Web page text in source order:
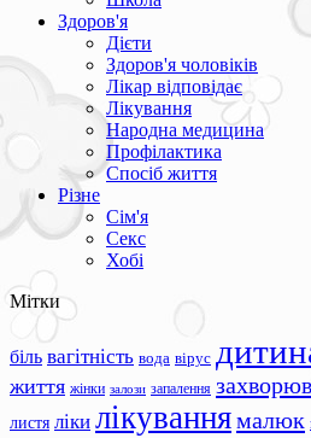
Здоров'я
Дієти
Здоров'я чоловіків
Лікар відповідає
Лікування
Народна медицина
Профілактика
Спосіб життя
Різне
Сім'я
Секс
Хобі
Мітки
біль вагітність вода вірус
життя жінки залози запалення
листя ліки лікуваннямалюк